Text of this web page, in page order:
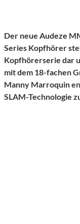
Der neue Audeze
Series Kopfhörer
Kopfhörerserie dar
mit dem 18-fachen
Manny Marroquin
SLAM-Technologie